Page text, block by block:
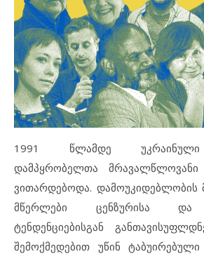
1991 წლამდე
დამპყრობელთა მრავალწლოვანი
ვითარდებოდა. დამოუკიდებლობის
მწერლები ცენზურისა და
ტენდენციებისგან
შემოქმედებით უწინ